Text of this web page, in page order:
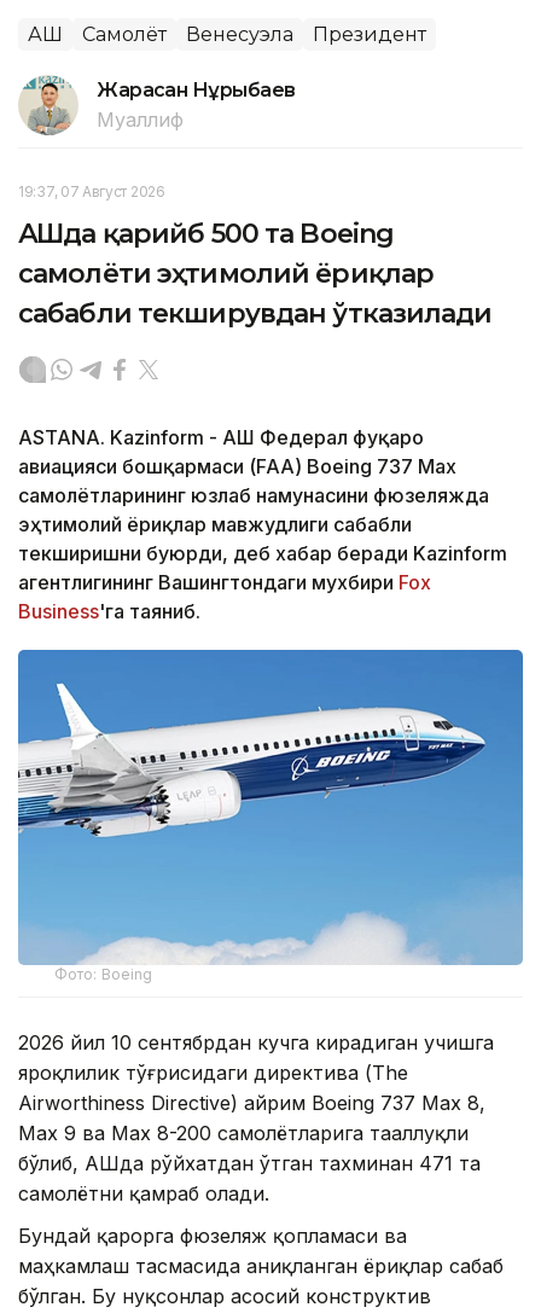
АҚШ Самолёт Венесуэла Президент
Жарасқан Нұрыбаев
Муаллиф
19:37, 07 Август 2026
АҚШда қарийб 500 та Boeing
самолёти эҳтимолий ёриқлар
сабабли текширувдан ўтказилади
ASTANA. Kazinform - АҚШ Федерал фуқаро
авиацияси бошқармаси (FAA) Boeing 737 Max
самолётларининг юзлаб намунасини фюзеляжда
эҳтимолий ёриқлар мавжудлиги сабабли
текширишни буюрди, деб хабар беради Kazinform
агентлигининг Вашингтондаги мухбири Fox
Business'га таяниб.
Фото: Boeing
2026 йил 10 сентябрдан кучга кирадиган учишга
яроқлилик тўғрисидаги директива (The
Airworthiness Directive) айрим Boeing 737 Max 8,
Max 9 ва Max 8-200 самолётларига тааллуқли
бўлиб, АҚШда рўйхатдан ўтган тахминан 471 та
самолётни қамраб олади.
Бундай қарорга фюзеляж қопламаси ва
маҳкамлаш тасмасида аниқланган ёриқлар сабаб
бўлган. Бу нуқсонлар асосий конструктив